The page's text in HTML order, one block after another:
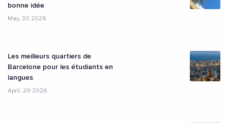
bonne idée
May, 30 2026
Les meilleurs quartiers de
Barcelone pour les étudiants en
langues
April, 29 2026